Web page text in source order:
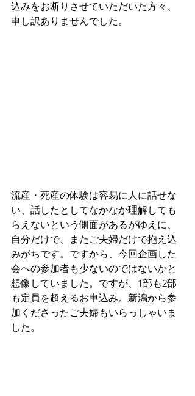
込みをお断りさせていただいた方々、
申し訳ありませんでした。
流産・死産の体験は容易に人に話せな
い、話したとしてなかなか理解しても
らえないという側面があるがゆえに、
自分だけで、またご夫婦だけで抱え込
みがちです。ですから、今回企画した
会への参加者も少ないのではないかと
想像していました。ですが、1部も2部
も定員を超えるお申込み。新潟から参
加くださったご夫婦もいらっしゃいま
した。